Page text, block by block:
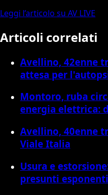
Leggi l’articolo su AV LIVE
Articoli correlati
Avellino, 42enne
attesa per
Montoro, ruba
energia elettrica:
Avellino, 40enne
Viale Italia
Usura e
presunti